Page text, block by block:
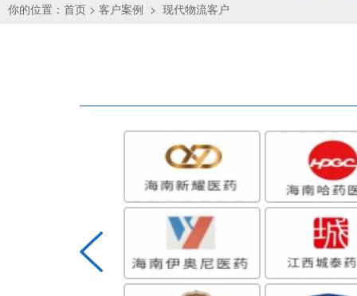
你的位置： 首页 > 客户案例 > 现代物流客户